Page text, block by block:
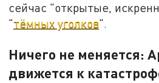
сейчас "открытые,
"тёмных уголков".
Ничего не меняется:
движется к